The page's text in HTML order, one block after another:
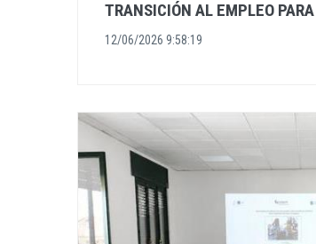
TRANSICIÓN AL EMPLEO
12/06/2026 9:58:19